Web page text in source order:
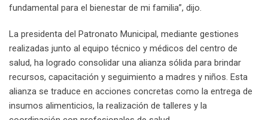
fundamental para el bienestar de mi familia”, dijo.
La presidenta del Patronato Municipal, mediante gestiones
realizadas junto al equipo técnico y médicos del centro de
salud, ha logrado consolidar una alianza sólida para brindar
recursos, capacitación y seguimiento a madres y niños. Esta
alianza se traduce en acciones concretas como la entrega de
insumos alimenticios, la realización de talleres y la